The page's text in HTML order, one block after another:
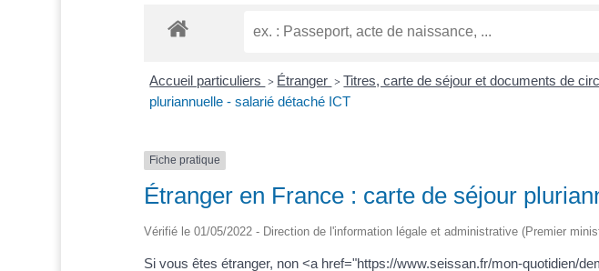
Accueil particuliers > Étranger > Titres, carte de séjour et documents de
pluriannuelle - salarié détaché ICT
Fiche pratique
Étranger en France : carte de séjour
Vérifié le 01/05/2022 - Direction de l'information légale et administrative (Premier
Si vous êtes étranger, non <a href="https://www.seissan.fr/mon-quotidien/